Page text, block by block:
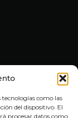
tecnologías como las
del dispositivo. El
procesar datos como